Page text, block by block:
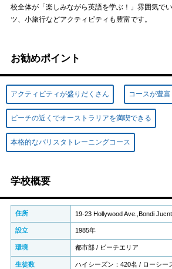
校全体が「楽しみながら英語を学ぶ！」雰囲気で
ツ、小旅行などアクティビティも豊富です。
お勧めポイント
アクティビティが盛りだくさん コースが豊富
ビーチの近くでオーストラリアを満喫できる
本格的なバリスタトレーニングコース
学校概要
住所 19-23 Hollywood Ave.,Bondi
設立 1985年
環境 都市部 / ビーチエリア
生徒数 ハイシーズン：420名 / ローシー